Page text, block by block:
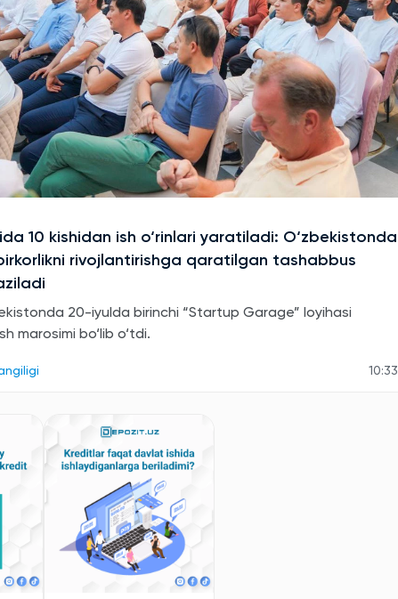
10 kishidan ish o‘rinlari yaratiladi: O‘zbekistonda
rivojlantirishga qaratilgan tashabbus
20-iyulda birinchi “Startup Garage” loyihasi
marosimi bo‘lib o‘tdi.
10:33